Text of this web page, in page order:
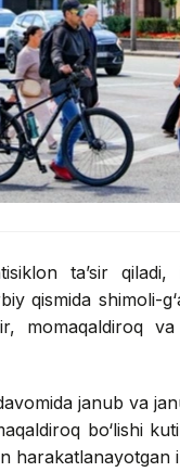
ta’sir
qismida shimoli-
momaqaldiroq
janub va
bo‘lishi